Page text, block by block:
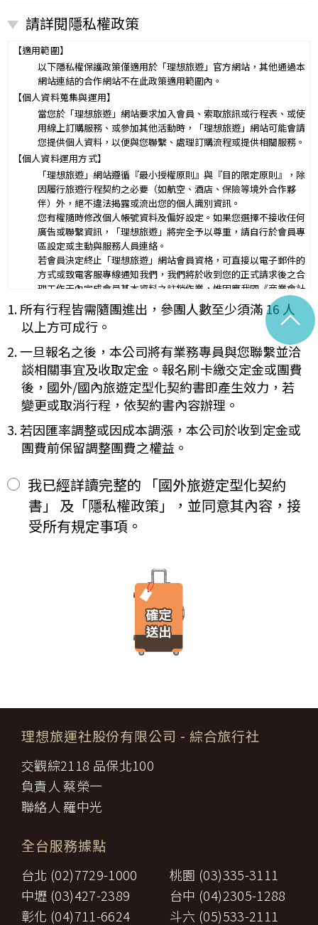
營業所：
甲乙雙方同意就本旅遊事項，依下列約定辦理。
第一條（國外旅遊之意義）
本契約所謂國外旅遊，係指到中華民國疆域以外其他國家或地區旅
遊。
赴中國大陸旅行者，準用本旅遊契約之約定。
第二條（適用之範圍及順序）
甲乙雙方關於本旅遊之權利義務，依本契約條款之約定定之；本契約
中未約定者，適用中華民國有關法令之規定。
第三條（旅遊團名稱、旅遊行程及廣告責任）
本旅遊團名稱為____________________
一、 旅遊地區（國家、城市或觀光地點）：________
二、
行程（啟程出發地點、回程之終止地點、日期、交通工具、住
宿旅館、餐飲、遊覽、安排購物行程及其所附隨之服務說
明）：_________
與本契約有關之附件、廣告、宣傳文件、行程表或說明會之說明內容
均視為本契約內容之一部分。乙方應確保廣告內容之真實，對甲方所
負之義務不得低於廣告之內容。
第一項記載得以所刊登之廣告、宣傳文件、行程表或說明會之說明內
未記載第一項內容或記載之內容與刊登廣告、宣傳文件、行程表或說
明會之說明記載不符者，以最有利於甲方之內容為準。
第四條（集合及出發時地）
甲方應於民國_____年_____月_____日_____時_____分於
__________準時集合出發。甲方未準時到約定地點集合致未能出
發，亦未能中途加入旅遊者，視為甲方任意解除契約，乙方得依第十
三條之約定，行使損害賠償請求權。
第五條（旅遊費用及付款方式）
旅遊費用：______________________
除雙方有特別約定者外，甲方應依下列約定繳付：
一、
簽訂本契約時，甲方應以_______(現金、信用卡、轉帳、支票
二、
其餘款項以_______ (現金、信用卡、轉帳、支票等方式)於出發
前三日或說明會時繳清。
前項之特別約定，除經雙方同意並增訂其他協議事項於本契約第三十
七條，乙方不得以任何名義要求增加旅遊費用。
第六條（旅客怠於給付旅遊費用之效力）
之費用，依第十三條約定辦理；乙方如有其他損害，並得請求賠償。
旅遊需甲方之行為始能完成，而甲方不為其行為者，乙方得定相當期
限，催告甲方為之。甲方逾期不為其行為者，乙方得終止契約，並得
請求賠償因契約終止而生之損害。
旅遊開始後，乙方依前項規定終止契約時，甲方得請求乙方墊付費用
甲方依第五條約定繳納之旅遊費用，除雙方依第三十七條另有約定以
一、
代辦證件之行政規費：乙方代理甲方辦理出國所需之手續費及
二、交通運輸費：旅程所需各種交通運輸之費用。
餐飲費：旅程中所列應由乙方安排之餐飲費用。
四、
住宿費：旅程中所列住宿及旅館之費用，如甲方需要單人房，
經乙方同意安排者，甲方應補繳所需差額。
六、
用。
七、 送費用及團體行李接送人員之小費，行李數量之重量依航空公
司規定辦理。
八、 稅捐：各地機場服務稅捐及團體餐宿稅捐。
九、 服務費：領隊及其他乙方為甲方安排服務人員之報酬。
請詳閱隱私權政策
【適用範圍】
以下隱私權保護政策僅適用於「理想旅遊」官方網站，其他通過本
網站連結的合作網站不在此政策適用範圍內。
【個人資料蒐集與運用】
當您於「理想旅遊」網站要求加入會員、索取旅訊或行程表、或使
用線上訂購服務、或參加其他活動時，「理想旅遊」網站可能會請
您提供個人資料，以便與您聯繫、處理訂購流程或提供相關服務。
【個人資料運用方式】
「理想旅遊」網站遵循『最小授權原則』與『目的限定原則』，除
因履行旅遊行程契約之必要（如航空、酒店、保險等境外合作夥
伴）外，絕不違法揭露或流出您的個人識別資訊。
您有權隨時修改個人帳號資料及偏好設定。如果您選擇不接收任何
廣告或聯繫資訊，「理想旅遊」將完全予以尊重，請自行於會員專
區設定或主動與服務人員連絡。
若會員決定終止「理想旅遊」網站會員資格，可直接以電子郵件的
方式或致電客服專線通知我們，我們將於收到您的正式請求後之合
理工作天內完成會員基本資料之註銷作業，惟因應我國《商業會計
法》及《稅捐稽徵法》之法定保存年限要求，相關交易憑證與帳務
紀錄將於法定保存期限屆滿後自動進行安全銷毀，不在此限。自終
止「理想旅遊」網站會員身份之日起（以本站系統發出之確認電子
郵件為準），您將即刻喪失所有本服務所提供之尊榮優惠及權益。
【Cookies 的運用政策】
為提供個人化的服務，本資訊網會使用 Cookies 技術來儲存並在
某些時候追蹤使用者的資料。本網站使用 Cookies 大多僅基於輔
助作用，例如儲存您偏好的特定種類資料，或儲存相關密碼以方便
您上網至本行網站時不必每次再輸入密碼…等。
※ Cookies 是網站伺服器用來和使用者瀏覽器進行溝通的一種技術，
它可能在使用者的電腦中儲存某些資訊，大部分 Cookies 的有效
定，取消或限制此項功能。
「理想旅遊」網站自動接收並紀錄您瀏覽或查詢時所產生的相關記
錄，這是系統本身所自行記錄的行為，記錄包括您使用連線設備的
IP 位址、使用時間、使用的瀏覽器、瀏覽及點選資料紀錄…等。這
些系統自動記錄的資料無法直接辨識個人身份，僅用於分析網站流
當您經由「理想旅遊」網站交易平台進行線上報名，為瞭解您購買
產品或服務的類別與數量，以及付款人、收受貨款資料，「理想旅
遊」網站將會以線上或離線方式，蒐集您主動提供所購買產品或服
務內容（如品名、數量、金額等）、付款人資料（如姓名、電子郵
件、地址、郵遞區號、電話、生日、性別、職業和個人興趣等）、
收貨人資料（如姓名、電話、地址、郵遞區號等）、付款資料（如
GlobalTrust SSL 網站伺服器數位憑證機制，您的訂單在線上交易
理（即表示您傳送的資料正經過 SSL 保密機制的防護中，就算中
【隱私權保護政策修訂】
「理想旅遊」網站保有修訂本政策之權利。當「理想旅遊」網站在
使用個人資料的規定上作出大修改時，會在網頁上張貼告示，通知
您相關事項。
尊重智慧財產權為全民應盡義務，「理想旅遊」網站所有程式、網
產權，任何人不得逕自使用、修改、重製、公開播送、改作、散
布、發行、公開發表、進行還原工程、解編或反向組譯。若需引用
或轉載，請事先依法取得「理想旅遊」或相關權利人之書面同意。
【我們對保護您隱私權的承諾】
1. 所有行程皆需隨團進出，參團人數至少須滿 16 人
以上方可成行。
2. 一旦報名之後，本公司將有業務專員與您聯繫並洽
談相關事宜及收取定金。報名刷卡繳交定金或團費
後，國外/國內旅遊定型化契約書即產生效力，若
變更或取消行程，依契約書內容辦理。
3. 若因匯率調整或因成本調漲，本公司於收到定金或
團費前保留調整團費之權益。
我已經詳讀完整的 「國外旅遊定型化契約
書」 及「隱私權政策」，並同意其內容，接
受所有規定事項。
理想旅運社股份有限公司 - 綜合旅行社
交觀綜2118 品保北100
負責人 蔡榮一
聯絡人 羅中光
全台服務據點
台北 (02)7729-1000
桃園 (03)335-3111
中壢 (03)427-2389
台中 (04)2305-1288
彰化 (04)711-6624
斗六 (05)533-2111
^